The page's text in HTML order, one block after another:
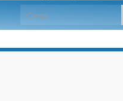
Search for: